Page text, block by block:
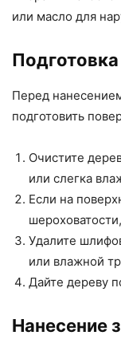
или масло для
Перед
подготовить
Очистите
или слегка
Если на
Удалите
или влажной
Дайте дереву
Нанесение